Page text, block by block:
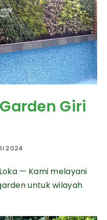
Giri
2024
— Kami melayani
untuk wilayah